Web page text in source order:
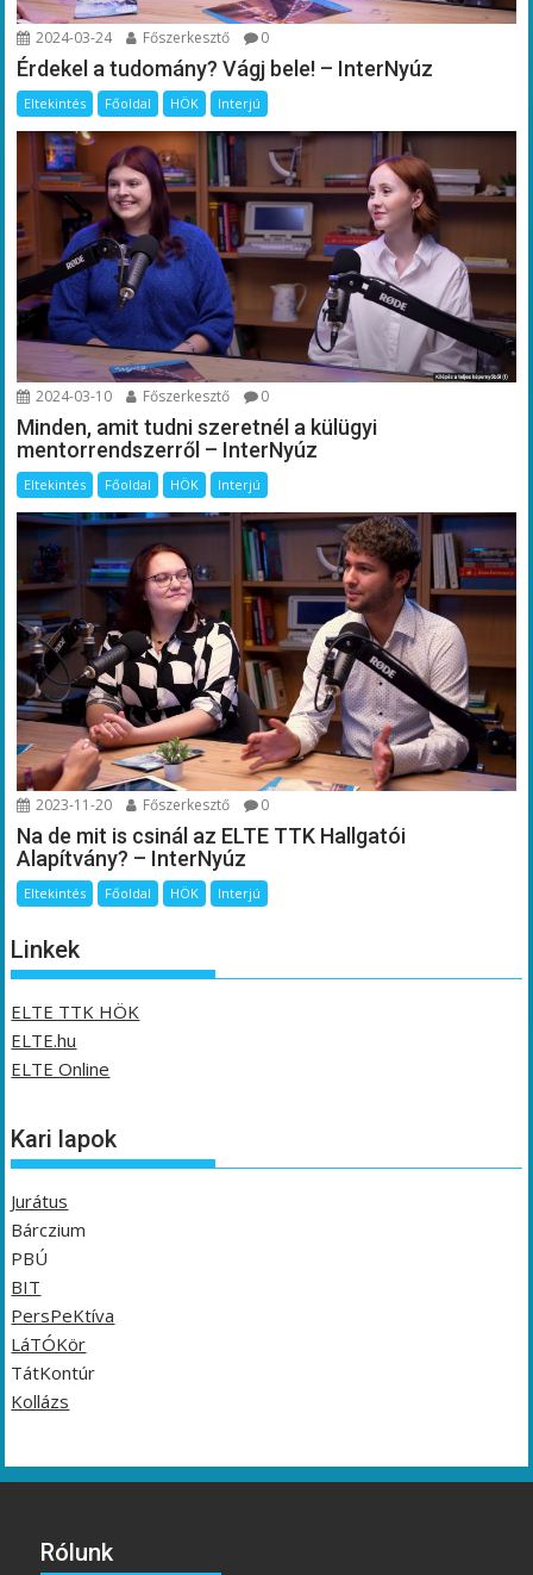
2024-03-24 Főszerkesztő 0
Érdekel a tudomány? Vágj bele! – InterNyúz
Eltekintés Főoldal HÖK Interjú
2024-03-10 Főszerkesztő 0
Minden, amit tudni szeretnél a külügyi
mentorrendszerről – InterNyúz
Eltekintés Főoldal HÖK Interjú
2023-11-20 Főszerkesztő 0
Na de mit is csinál az ELTE TTK Hallgatói
Alapítvány? – InterNyúz
Eltekintés Főoldal HÖK Interjú
Linkek
ELTE TTK HÖK
ELTE.hu
ELTE Online
Kari lapok
Jurátus
Bárczium
PBÚ
BIT
PersPeKtíva
LáTÓKör
TátKontúr
Kollázs
Rólunk